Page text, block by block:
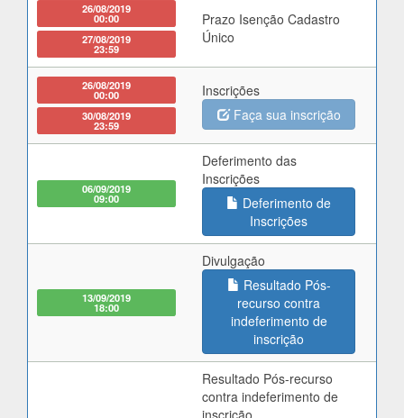
26/08/2019
00:00
27/08/2019
23:59
Prazo Isenção Cadastro
Único
26/08/2019
00:00
30/08/2019
23:59
Inscrições
Faça sua inscrição
06/09/2019
09:00
Deferimento das
Inscrições
Deferimento de
Inscrições
13/09/2019
18:00
Divulgação
Resultado Pós-
recurso contra
indeferimento de
inscrição
Resultado Pós-recurso
contra indeferimento de
inscrição